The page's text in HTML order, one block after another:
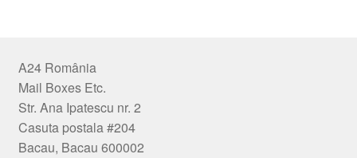
A24 România
Mail Boxes Etc.
Str. Ana Ipatescu nr. 2
Casuta postala #204
Bacau, Bacau 600002